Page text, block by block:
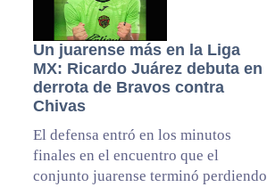
Un juarense más en la Liga
MX: Ricardo Juárez debuta en
derrota de Bravos contra
Chivas
El defensa entró en los minutos
finales en el encuentro que el
conjunto juarense terminó perdiendo